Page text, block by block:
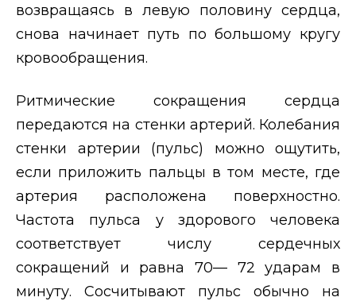
возвращаясь в левую половину сердца,
снова начинает путь по большому кругу
кровообращения.
Ритмические сокращения сердца
передаются на стенки артерий. Колебания
стенки артерии (пульс) можно ощутить,
если приложить пальцы в том месте, где
артерия расположена поверхностно.
Частота пульса у здорового человека
соответствует числу сердечных
сокращений и равна 70— 72 ударам в
минуту. Сосчитывают пульс обычно на